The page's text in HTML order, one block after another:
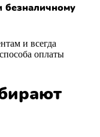
безналичному
и всегда
оплаты